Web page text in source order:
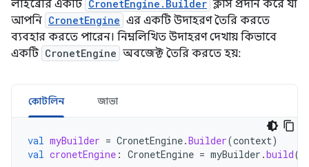
লাইব্রেরি একটি CronetEngine.Builder ক্লাস প্রদান করে যা
আপনি CronetEngine এর একটি উদাহরণ তৈরি করতে
ব্যবহার করতে পারেন। নিম্নলিখিত উদাহরণ দেখায় কিভাবে
একটি CronetEngine অবজেক্ট তৈরি করতে হয়:
কোটলিন জাভা
val myBuilder = CronetEngine.Builder(context)
val cronetEngine : CronetEngine = myBuilder .build()